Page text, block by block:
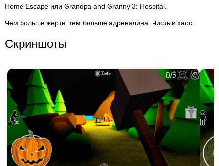
Home Escape или Grandpa and Granny 3: Hospital.
Чем больше жертв, тем больше адреналина. Чистый хаос.
Скриншоты